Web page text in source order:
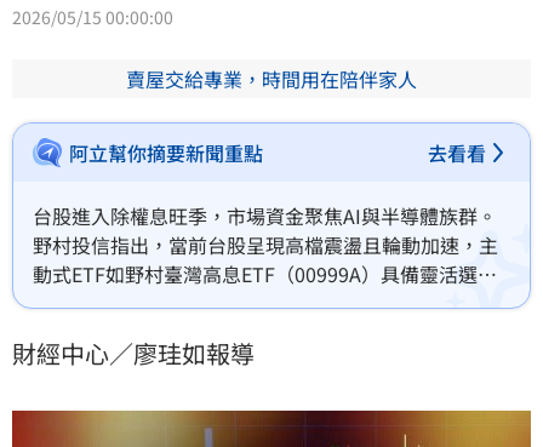
2026/05/15 00:00:00
賣屋交給專業，時間用在陪伴家人
阿立幫你摘要新聞重點 去看看
台股進入除權息旺季，市場資金聚焦AI與半導體族群。
野村投信指出，當前台股呈現高檔震盪且輪動加速，主
動式ETF如野村臺灣高息ETF（00999A）具備靈活選股
優勢。透過「3D鎖息」策略與股利輪轉操作，布局80至
波動加劇的環境下，投資人可藉由主動管理掌握多元收
財經中心／廖珪如報導